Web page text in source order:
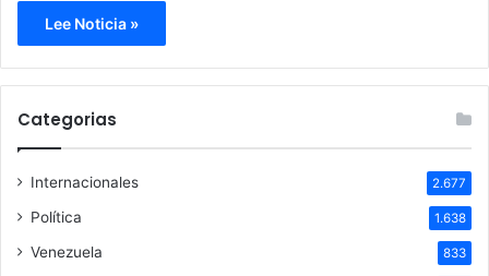
Lee Noticia »
Categorias
Internacionales 2.677
Política 1.638
Venezuela 833